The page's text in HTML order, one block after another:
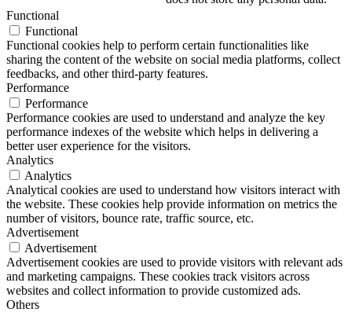
Functional
Functional
Functional cookies help to perform certain functionalities like
sharing the content of the website on social media platforms, collect
feedbacks, and other third-party features.
Performance
Performance
Performance cookies are used to understand and analyze the key
performance indexes of the website which helps in delivering a
better user experience for the visitors.
Analytics
Analytics
Analytical cookies are used to understand how visitors interact with
the website. These cookies help provide information on metrics the
number of visitors, bounce rate, traffic source, etc.
Advertisement
Advertisement
Advertisement cookies are used to provide visitors with relevant ads
and marketing campaigns. These cookies track visitors across
websites and collect information to provide customized ads.
Others